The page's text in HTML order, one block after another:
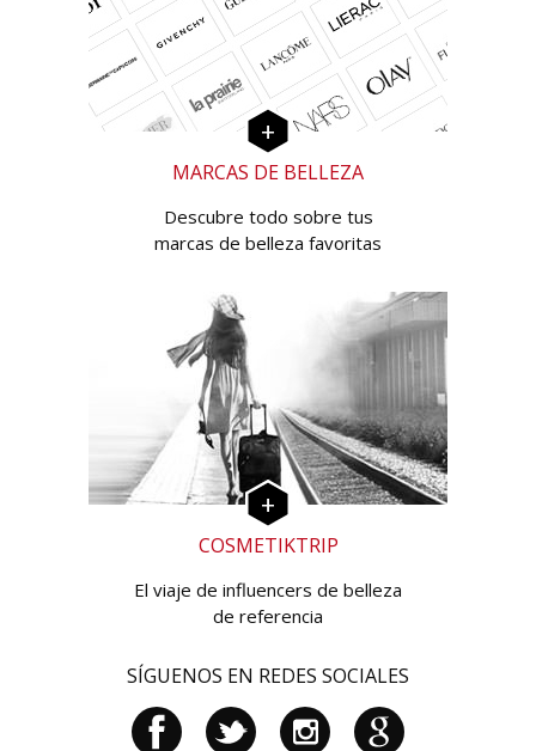
MARCAS DE BELLEZA
Descubre todo sobre tus
marcas de belleza favoritas
COSMETIKTRIP
El viaje de influencers de belleza
de referencia
SÍGUENOS EN REDES SOCIALES